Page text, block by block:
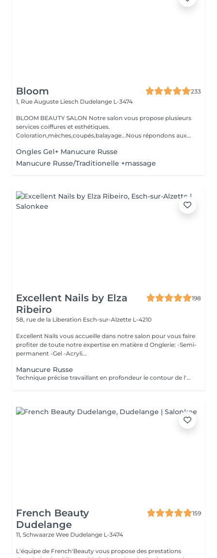
Bloom
233
1, Rue Auguste Liesch Dudelange L-3474
BLOOM BEAUTY SALON Notre salon vous propose plusieurs
services coiffures et esthétiques.
Coloration,mèches,coupés,balayage...Nous répondons aux
Ongles Gel+ Manucure Russe
Manucure Russe/Traditionelle +massage
Excellent Nails by Elza
Ribeiro
198
58, rue de la Liberation Esch-sur-Alzette L-4210
Excellent Nails vous accueille dans notre salon pour vous faire
profiter de toute notre expertise en matière d Onglerie: -Semi-
permanent -Gel -Acryli...
Manucure Russe
Technique précise travaillant en profondeur le contour de l'ongle et les cuticules, pour une finition nette, durable et parfaitement soignée. Idéal avant la pose de vernis ou gel/acrylique.
French Beauty
Dudelange
159
11, Schwaarze Wee Dudelange L-3474
L'équipe de French'Beauty vous propose des prestations